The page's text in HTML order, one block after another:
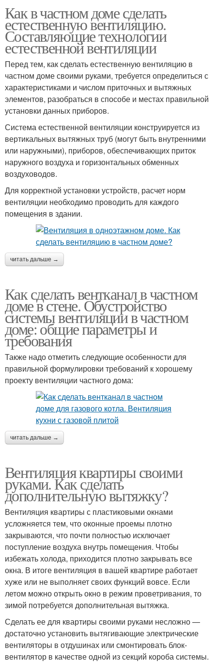
Как в частном доме сделать
естественную вентиляцию.
Составляющие технологии
естественной вентиляции
Перед тем, как сделать естественную вентиляцию в
частном доме своими руками, требуется определиться с
характеристиками и числом приточных и вытяжных
элементов, разобраться в способе и местах правильной
установки данных приборов.
Система естественной вентиляции конструируется из
вертикальных вытяжных труб (могут быть внутренними
или наружными), приборов, обеспечивающих приток
наружного воздуха и горизонтальных обменных
воздуховодов.
Для корректной установки устройств, расчет норм
вентиляции необходимо проводить для каждого
помещения в здании.
читать дальше →
Как сделать вентканал в частном
доме в стене. Обустройство
системы вентиляции в частном
доме: общие параметры и
требования
Также надо отметить следующие особенности для
правильной формулировки требований к хорошему
проекту вентиляции частного дома:
читать дальше →
Вентиляция квартиры своими
руками. Как сделать
дополнительную вытяжку?
Вентиляция квартиры с пластиковыми окнами
усложняется тем, что оконные проемы плотно
закрываются, что почти полностью исключает
поступление воздуха внутрь помещения. Чтобы
избежать холода, приходится плотно закрывать все
окна. В итоге вентиляция в вашей квартире работает
хуже или не выполняет своих функций вовсе. Если
летом можно открыть окно в режим проветривания, то
зимой потребуется дополнительная вытяжка.
Сделать ее для квартиры своими руками несложно —
достаточно установить вытягивающие электрические
вентиляторы в отдушинах или смонтировать блок-
вентилятор в качестве одной из секций короба системы.